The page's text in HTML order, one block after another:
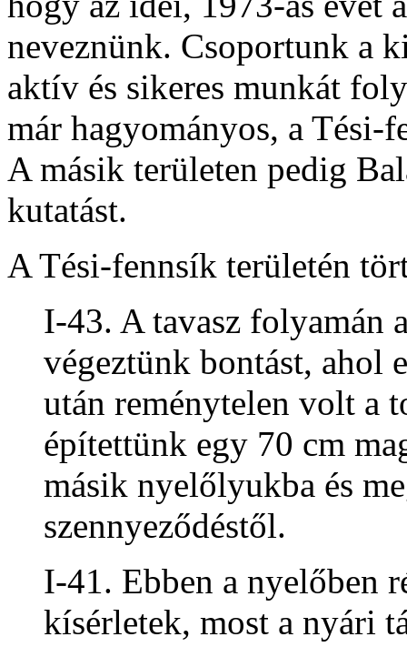
neveznünk. Csoportunk a
aktív és sikeres munkát
már hagyományos, a
A másik területen pedig
kutatást.
A Tési-fennsík területén
I-43. A tavasz folyamán
végeztünk bontást, ahol
után reménytelen volt a
építettünk egy 70 cm
másik nyelőlyukba és
szennyeződéstől.
I-41. Ebben a nyelőben
kísérletek, most a nyári